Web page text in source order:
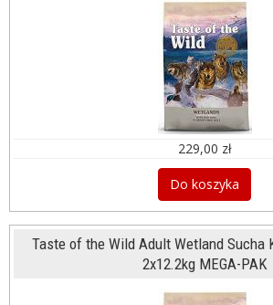
229,00 zł
Do koszyka
Taste of the Wild Adult Wetland Sucha
2x12.2kg MEGA-PAK